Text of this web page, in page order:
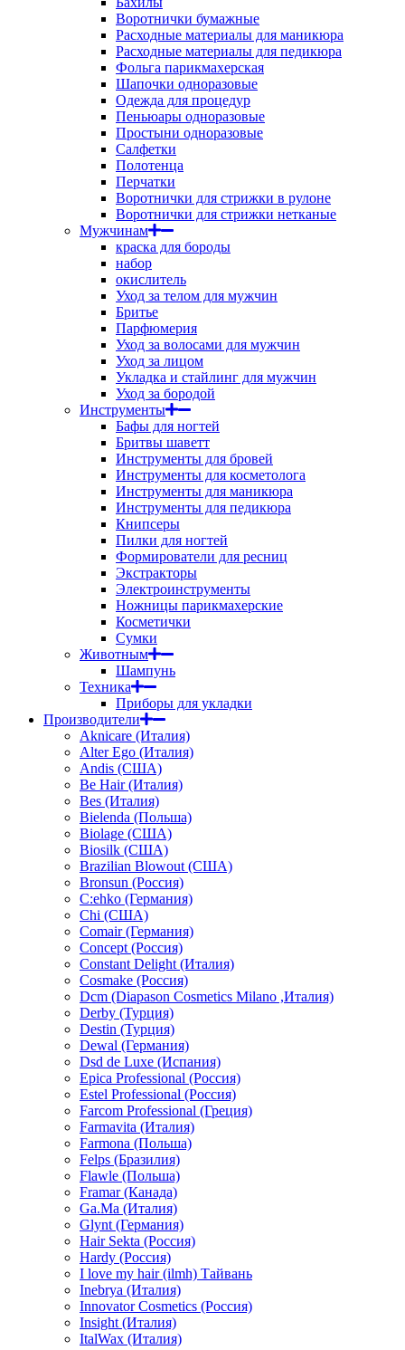
Воротнички бумажные
Расходные материалы для маникюра
Расходные материалы для педикюра
Фольга парикмахерская
Шапочки одноразовые
Одежда для процедур
Пеньюары одноразовые
Простыни одноразовые
Салфетки
Полотенца
Перчатки
Воротнички для стрижки в рулоне
Воротнички для стрижки нетканые
Мужчинам
краска для бороды
набор
окислитель
Уход за телом для мужчин
Бритье
Парфюмерия
Уход за волосами для мужчин
Уход за лицом
Укладка и стайлинг для мужчин
Уход за бородой
Инструменты
Бафы для ногтей
Бритвы шаветт
Инструменты для бровей
Инструменты для косметолога
Инструменты для маникюра
Инструменты для педикюра
Книпсеры
Пилки для ногтей
Формирователи для ресниц
Экстракторы
Электроинструменты
Ножницы парикмахерские
Косметички
Сумки
Животным
Шампунь
Техника
Приборы для укладки
Производители
Aknicare (Италия)
Alter Ego (Италия)
Andis (США)
Be Hair (Италия)
Bes (Италия)
Bielenda (Польша)
Biolage (США)
Biosilk (США)
Brazilian Blowout (США)
Bronsun (Россия)
C:ehko (Германия)
Chi (США)
Comair (Германия)
Concept (Россия)
Constant Delight (Италия)
Cosmake (Россия)
Dcm (Diapason Cosmetics Milano ,Италия)
Derby (Турция)
Destin (Турция)
Dewal (Германия)
Dsd de Luxe (Испания)
Epica Professional (Россия)
Estel Professional (Россия)
Farcom Professional (Греция)
Farmavita (Италия)
Farmona (Польша)
Felps (Бразилия)
Flawle (Польша)
Framar (Канада)
Ga.Ma (Италия)
Glynt (Германия)
Hair Sekta (Россия)
Hardy (Россия)
I love my hair (ilmh) Тайвань
Inebrya (Италия)
Innovator Cosmetics (Россия)
Insight (Италия)
ItalWax (Италия)